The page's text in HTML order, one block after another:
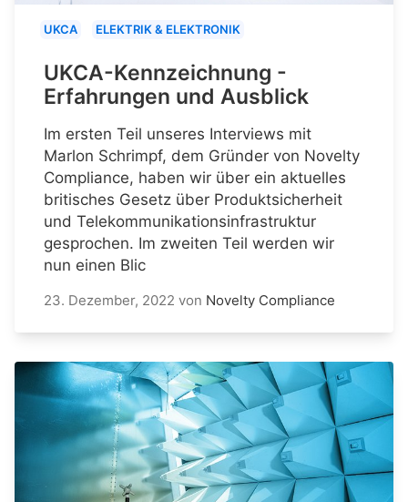
UKCA ELEKTRIK & ELEKTRONIK
UKCA-Kennzeichnung -
Erfahrungen und Ausblick
Im ersten Teil unseres Interviews mit
Marlon Schrimpf, dem Gründer von Novelty
Compliance, haben wir über ein aktuelles
britisches Gesetz über Produktsicherheit
und Telekommunikationsinfrastruktur
gesprochen. Im zweiten Teil werden wir
nun einen Blic
23. Dezember, 2022 von Novelty Compliance